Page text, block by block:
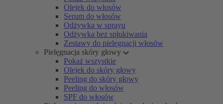
Olejek do włosów
Serum do włosów
Odżywka w sprayu
Odżywka bez spłukiwania
Zestawy do pielęgnacji włosów
Pielęgnacja skóry głowy
Pokaż wszystkie
Olejek do skóry głowy
Peeling do skóry głowy
Peeling do włosów
SPF do włosów